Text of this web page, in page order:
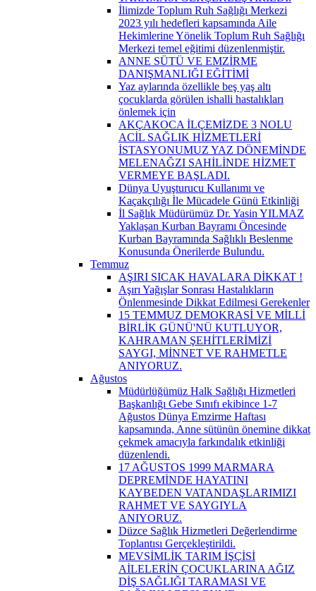
İlimizde Toplum Ruh Sağlığı Merkezi
2023 yılı hedefleri kapsamında Aile
Hekimlerine Yönelik Toplum Ruh Sağlığı
Merkezi temel eğitimi düzenlenmiştir.
ANNE SÜTÜ VE EMZİRME
DANIŞMANLIĞI EĞİTİMİ
Yaz aylarında özellikle beş yaş altı
çocuklarda görülen ishalli hastalıkları
önlemek için
AKÇAKOCA İLÇEMİZDE 3 NOLU
ACİL SAĞLIK HİZMETLERİ
İSTASYONUMUZ YAZ DÖNEMİNDE
MELENAĞZI SAHİLİNDE HİZMET
VERMEYE BAŞLADI.
Dünya Uyuşturucu Kullanımı ve
Kaçakçılığı İle Mücadele Günü Etkinliği
İl Sağlık Müdürümüz Dr. Yasin YILMAZ
Yaklaşan Kurban Bayramı Öncesinde
Kurban Bayramında Sağlıklı Beslenme
Konusunda Önerilerde Bulundu.
Temmuz
AŞIRI SICAK HAVALARA DİKKAT !
Aşırı Yağışlar Sonrası Hastalıkların
Önlenmesinde Dikkat Edilmesi Gerekenler
15 TEMMUZ DEMOKRASİ VE MİLLİ
BİRLİK GÜNÜ'NÜ KUTLUYOR,
KAHRAMAN ŞEHİTLERİMİZİ
SAYGI, MİNNET VE RAHMETLE
ANIYORUZ.
Ağustos
Müdürlüğümüz Halk Sağlığı Hizmetleri
Başkanlığı Gebe Sınıfı ekibince 1-7
Ağustos Dünya Emzirme Haftası
kapsamında, Anne sütünün önemine dikkat
çekmek amacıyla farkındalık etkinliği
düzenlendi.
17 AĞUSTOS 1999 MARMARA
DEPREMİNDE HAYATINI
KAYBEDEN VATANDAŞLARIMIZI
RAHMET VE SAYGIYLA
ANIYORUZ.
Düzce Sağlık Hizmetleri Değerlendirme
Toplantısı Gerçekleştirildi.
MEVSİMLİK TARIM İŞÇİSİ
AİLELERİN ÇOCUKLARINA AĞIZ
DİŞ SAĞLIĞI TARAMASI VE